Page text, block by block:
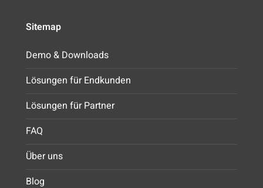
Sitemap
Demo & Downloads
Lösungen für Endkunden
Lösungen für Partner
FAQ
Über uns
Blog